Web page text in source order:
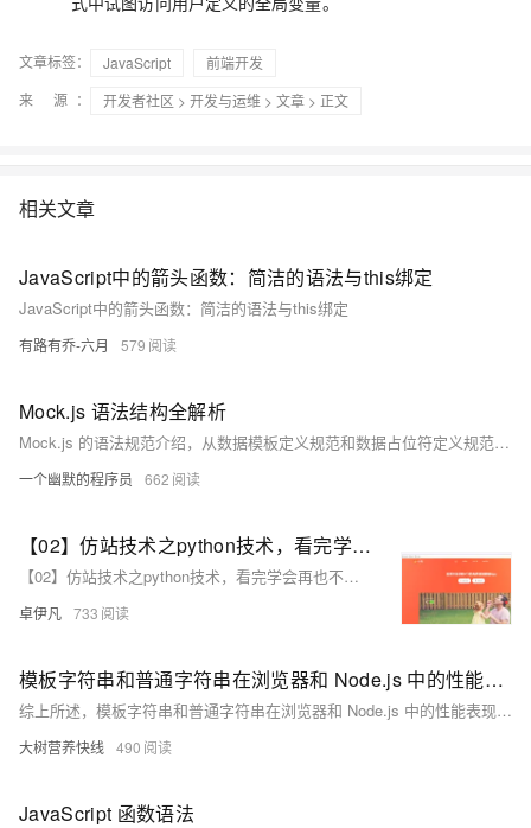
文章标签： JavaScript
前端开发
来 源：
开发者社区 > 开发与运维 > 文章 > 正文
相关文章
JavaScript中的箭头函数：简洁的语法与this绑定
JavaScript中的箭头函数：简洁的语法与this绑定
有路有乔-六月 579
Mock.js 语法结构全解析
Mock.js 的语法规范介绍，从数据模板定义规范和数据占位符定义规范俩部分介绍， 让你更好的使用 Mock.js 来模拟数据并提高开发效率。
一个幽默的程序员 662
【02】仿站技术之python技术，看完学会再也不用去购买收费工具了-本次找了小影-感觉页面很好看-本次是爬取vue需要用到Puppeteer库用node.js扒一个app下载落地页-包括安卓android下载（简单）-ios苹果plist下载（稍微麻烦一丢丢）-优雅草卓伊凡
【02】仿站技术之python技术，看完学会再也不用去购买收费工具了-本次找了小影-感觉页面很好看-本次是爬取vue需要用到Puppeteer库用node.js扒一个app下载落地页-包括安卓android下载（简单）-ios苹果plist下载（稍微麻烦一丢丢）-优雅草卓伊凡
卓伊凡 733
模板字符串和普通字符串在浏览器和 Node.js 中的性能表现是否一致？
综上所述，模板字符串和普通字符串在浏览器和 Node.js 中的性能表现既有相似之处，也有不同之处。在实际应用中，需要根据具体的场景和性能需求来选择使用哪种字符串处理方式，以达到最佳的性能和开发效率。
大树营养快线 490
JavaScript 函数语法